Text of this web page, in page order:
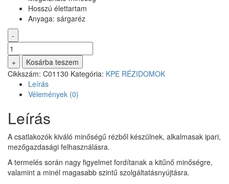
Hosszú élettartam
Anyaga: sárgaréz
-
KPE
réz
roppantógyűrűs
idom
25/34"
KM-
mennyiség
+
Kosárba teszem
Cikkszám: C01130 Kategória: KPE RÉZIDOMOK
Leírás
Vélemények (0)
Leírás
A csatlakozók kiváló minőségű rézből készülnek, alkalmasak ipari,
mezőgazdasági felhasználásra.
A termelés során nagy figyelmet fordítanak a kitűnő minőségre,
valamint a minél magasabb szintű szolgáltatásnyújtásra.